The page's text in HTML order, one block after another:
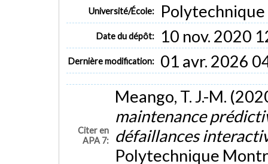
Université/École:
Date du dépôt: 10 nov. 2020
Dernière modification: 01 avr. 2026
Citer en
APA 7:
Meango, T. J.-M.
maintenance
défaillances
Polytechnique